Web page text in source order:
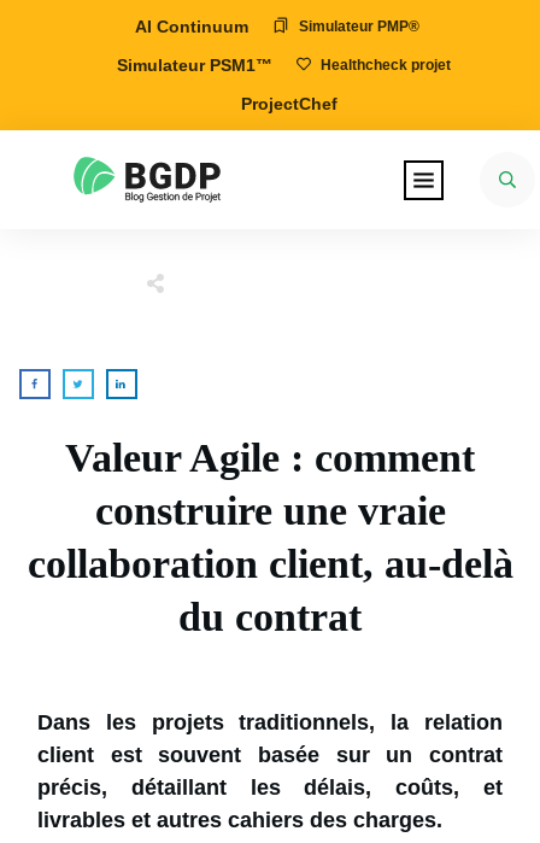
AI Continuum Simulateur PMP®
Simulateur PSM1™ Healthcheck projet
ProjectChef
Valeur Agile : comment
construire une vraie
collaboration client, au-delà
du contrat
Dans les projets traditionnels, la relation
client est souvent basée sur un contrat
précis, détaillant les délais, coûts, et
livrables et autres cahiers des charges.